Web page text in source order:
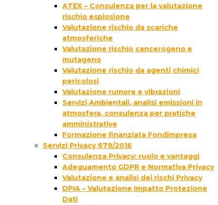
ATEX – Consulenza per la valutazione
rischio esplosione
Valutazione rischio da scariche
atmosferiche
Valutazione rischio cancerogeno e
mutageno
Valutazione rischio da agenti chimici
pericolosi
Valutazione rumore e vibrazioni
Servizi Ambientali, analisi emissioni in
atmosfera, consulenza per pratiche
amministrative
Formazione finanziata Fondimpresa
Servizi Privacy 679/2016
Consulenza Privacy: ruolo e vantaggi
Adeguamento GDPR e Normativa Privacy
Valutazione e analisi dei rischi Privacy
DPIA – Valutazione Impatto Protezione
Dati